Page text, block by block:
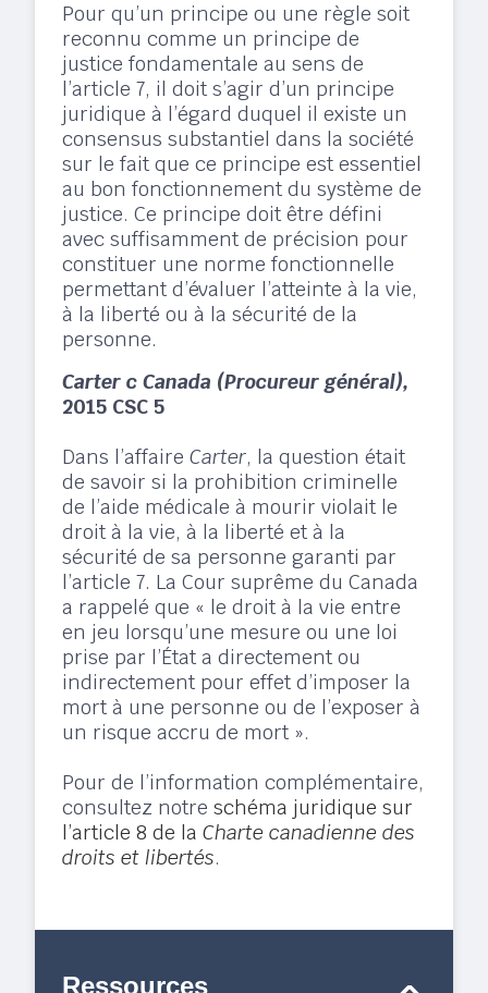
Pour qu’un principe ou une règle soit
reconnu comme un principe de
justice fondamentale au sens de
l’article 7, il doit s’agir d’un principe
juridique à l’égard duquel il existe un
consensus substantiel dans la société
sur le fait que ce principe est essentiel
au bon fonctionnement du système de
justice. Ce principe doit être défini
avec suffisamment de précision pour
constituer une norme fonctionnelle
permettant d’évaluer l’atteinte à la vie,
à la liberté ou à la sécurité de la
personne. ​
Carter c Canada (Procureur général),
2015 CSC 5
Dans l’affaireCarter, la question était
de savoir si la prohibition criminelle
de l’aide médicale à mourir violait le
droit à la vie, à la liberté et à la
sécurité de sa personne garanti par
l’article 7. La Cour suprême du Canada
a rappelé que « le droit à la vie entre
en jeu lorsqu’une mesure ou une loi
prise par l’État a directement ou
indirectement pour effet d’imposer la
mort à une personne ou de l’exposer à
un risque accru de mort ».
Pour de l’information complémentaire,
consultez notre schéma juridique sur
l’article 8 de laCharte canadienne des
droits et libertés.
Ressources